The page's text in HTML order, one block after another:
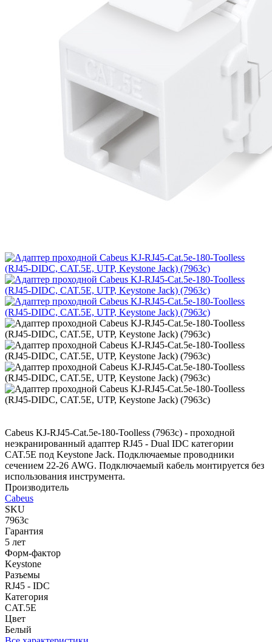
Cabeus KJ-RJ45-Cat.5e-180-Toolless (7963c) - проходной
неэкранированный адаптер RJ45 - Dual IDC категории
CAT.5E под Keystone Jack. Подключаемые проводники
сечением 22-26 AWG. Подключаемый кабель монтируется без
использования инструмента.
Производитель
Cabeus
SKU
7963c
Гарантия
5 лет
Форм-фактор
Keystone
Разъемы
RJ45 - IDC
Категория
CAT.5E
Цвет
Белый